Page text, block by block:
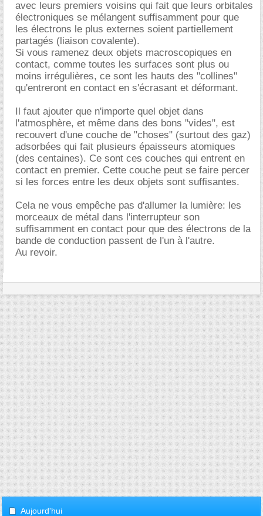
avec leurs premiers voisins qui fait que leurs orbitales
électroniques se mélangent suffisamment pour que
les électrons le plus externes soient partiellement
partagés (liaison covalente).
Si vous ramenez deux objets macroscopiques en
contact, comme toutes les surfaces sont plus ou
moins irrégulières, ce sont les hauts des "collines"
qu'entreront en contact en s'écrasant et déformant.
Il faut ajouter que n'importe quel objet dans
l'atmosphère, et même dans des bons "vides", est
recouvert d'une couche de "choses" (surtout des gaz)
adsorbées qui fait plusieurs épaisseurs atomiques
(des centaines). Ce sont ces couches qui entrent en
contact en premier. Cette couche peut se faire percer
si les forces entre les deux objets sont suffisantes.
Cela ne vous empêche pas d'allumer la lumière: les
morceaux de métal dans l'interrupteur son
suffisamment en contact pour que des électrons de la
bande de conduction passent de l'un à l'autre.
Au revoir.
Aujourd'hui